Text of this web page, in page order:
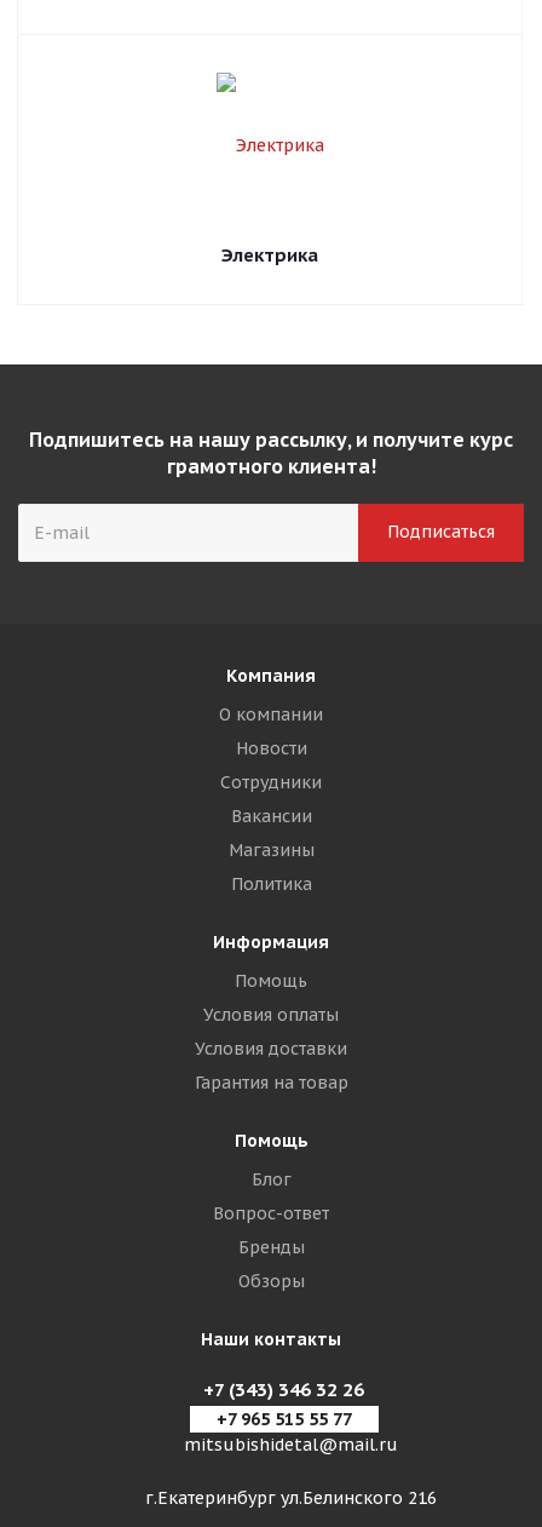
Электрика
Подпишитесь на нашу рассылку, и получите курс
грамотного клиента!
Компания
О компании
Новости
Сотрудники
Вакансии
Магазины
Политика
Информация
Помощь
Условия оплаты
Условия доставки
Гарантия на товар
Помощь
Блог
Вопрос-ответ
Бренды
Обзоры
Наши контакты
+7 (343) 346 32 26
+7 965 515 55 77
mitsubishidetal@mail.ru
г.Екатеринбург ул.Белинского 216